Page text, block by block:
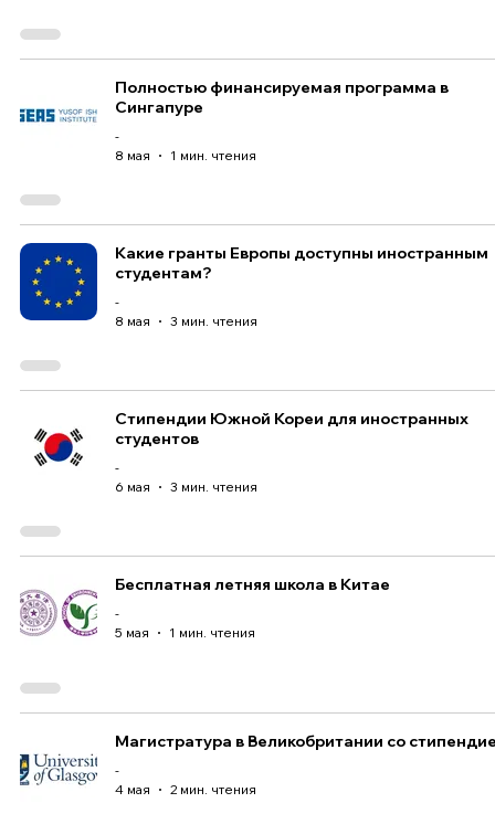
Полностью финансируемая программа в
Сингапуре
-
8 мая
1 мин. чтения
Какие гранты Европы доступны иностранным
студентам?
-
8 мая
3 мин. чтения
Стипендии Южной Кореи для иностранных
студентов
-
6 мая
3 мин. чтения
Бесплатная летняя школа в Китае
-
5 мая
1 мин. чтения
Магистратура в Великобритании со
-
4 мая
2 мин. чтения